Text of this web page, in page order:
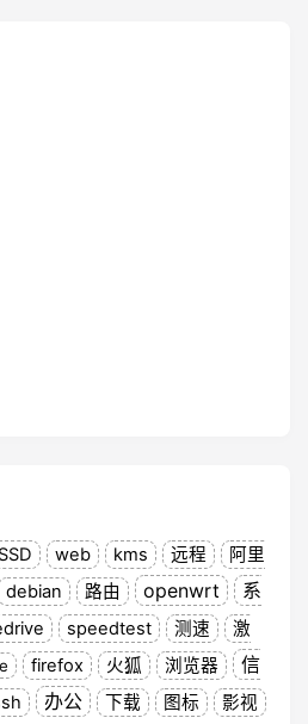
SSD web kms 远程
阿里
debian 路由 openwrt
系
speedtest 测速
激
firefox 火狐 浏览器
信
办公 下载 图标 影视